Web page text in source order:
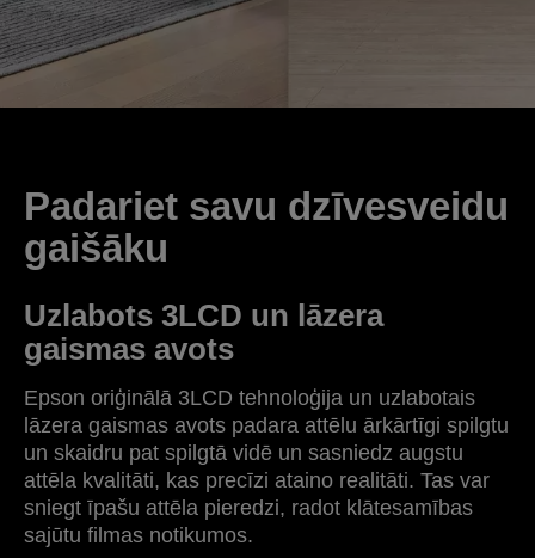
Padariet savu dzīvesveidu
gaišāku
Uzlabots 3LCD un lāzera
gaismas avots
Epson oriģinālā 3LCD tehnoloģija un uzlabotais
lāzera gaismas avots padara attēlu ārkārtīgi spilgtu
un skaidru pat spilgtā vidē un sasniedz augstu
attēla kvalitāti, kas precīzi ataino realitāti. Tas var
sniegt īpašu attēla pieredzi, radot klātesamības
sajūtu filmas notikumos.